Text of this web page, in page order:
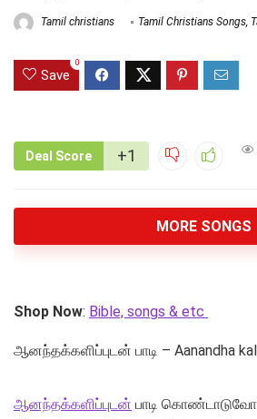
Tamil christians Tamil Christians Songs
Save
0
Deal Score +1
MORE SONGS
Shop Now: Bible, songs & etc
ஆனந்தக்களிப்புடன் பாடி – Aanandha
ஆனந்தக்களிப்புடன் பாடி